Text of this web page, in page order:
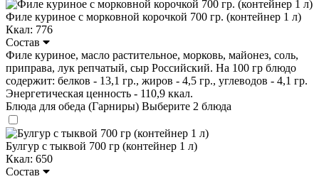
Филе куриное с морковной корочкой 700 гр. (контейнер 1 л)
Ккал: 776
Состав
Филе куриное, масло растительное, морковь, майонез, соль,
приправа, лук репчатый, сыр Российский. На 100 гр блюдо
содержит: белков - 13,1 гр., жиров - 4,5 гр., углеводов - 4,1 гр.
Энергетическая ценность - 110,9 ккал.
Блюда для обеда (Гарниры) Выберите 2 блюда
Булгур с тыквой 700 гр (контейнер 1 л)
Ккал: 650
Состав